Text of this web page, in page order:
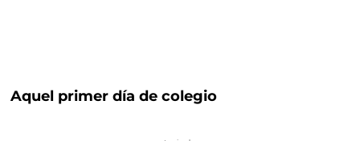
Aquel primer día de colegio